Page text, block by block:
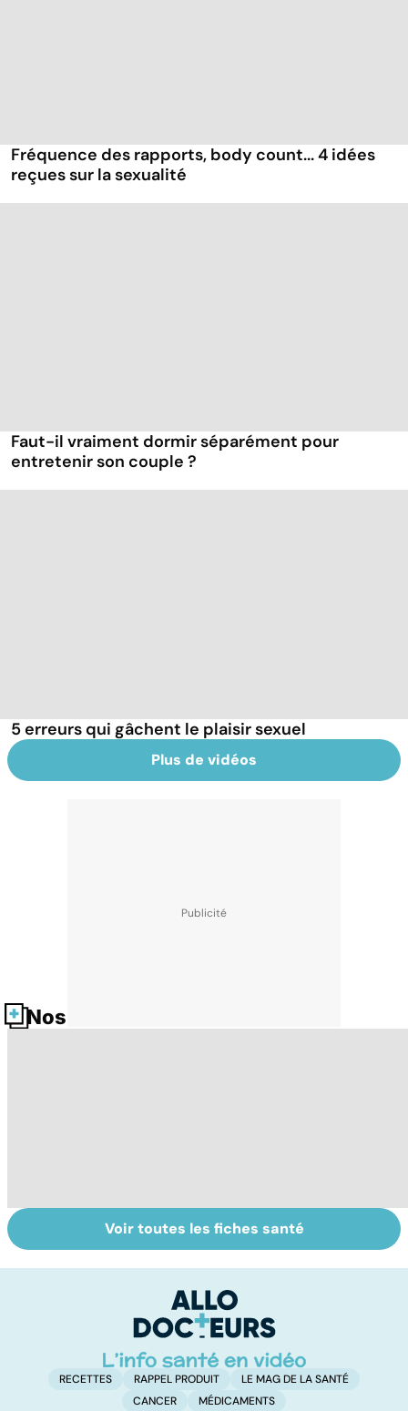
Fréquence des rapports, body count... 4 idées
reçues sur la sexualité
Faut-il vraiment dormir séparément pour
entretenir son couple ?
5 erreurs qui gâchent le plaisir sexuel
Plus de vidéos
Nos fiches santé
Sexualité,
infertilité et
Le sperme : son
odeur, sa couleur,
Voir toutes les fiches santé
RECETTES RAPPEL PRODUIT
LE MAG DE LA SANTÉ
CANCER
MÉDICAMENTS